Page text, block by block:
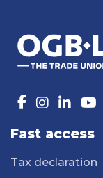
Fast access
Tax declaration